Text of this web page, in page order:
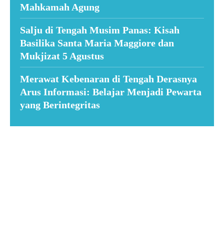
Mahkamah Agung
Salju di Tengah Musim Panas: Kisah
Basilika Santa Maria Maggiore dan
Mukjizat 5 Agustus
Merawat Kebenaran di Tengah Derasnya
Arus Informasi: Belajar Menjadi Pewarta
yang Berintegritas